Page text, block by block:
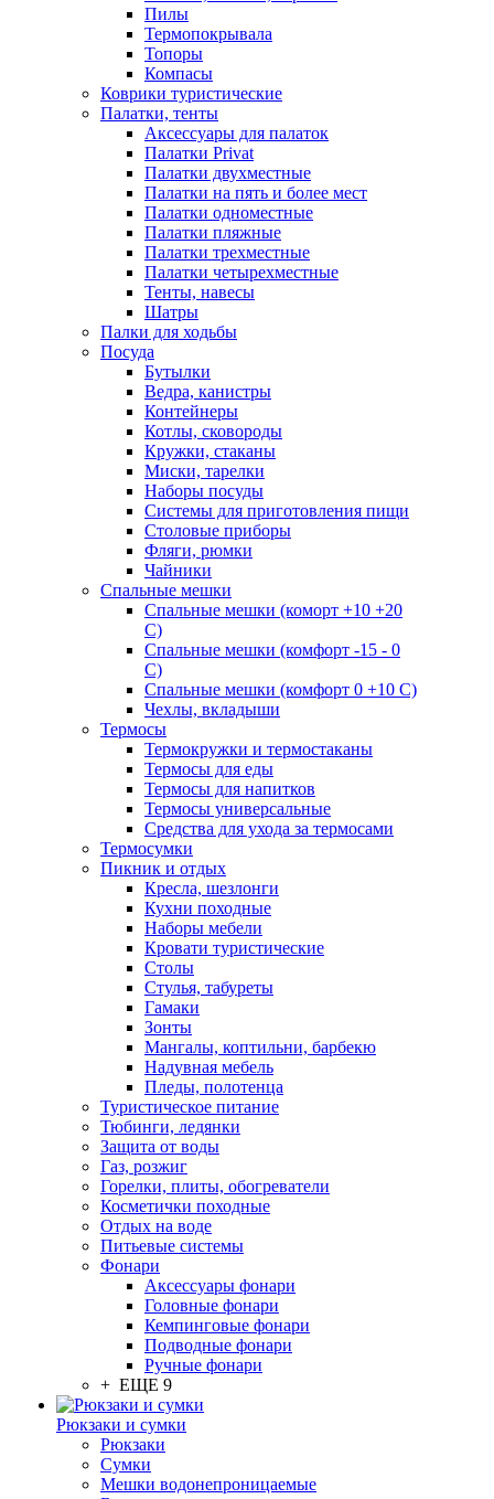
Пилы
Термопокрывала
Топоры
Компасы
Коврики туристические
Палатки, тенты
Аксессуары для палаток
Палатки Privat
Палатки двухместные
Палатки на пять и более мест
Палатки одноместные
Палатки пляжные
Палатки трехместные
Палатки четырехместные
Тенты, навесы
Шатры
Палки для ходьбы
Посуда
Бутылки
Ведра, канистры
Контейнеры
Котлы, сковороды
Кружки, стаканы
Миски, тарелки
Наборы посуды
Системы для приготовления пищи
Столовые приборы
Фляги, рюмки
Чайники
Спальные мешки
Спальные мешки (коморт +10 +20
С)
Спальные мешки (комфорт -15 - 0
С)
Спальные мешки (комфорт 0 +10 С)
Чехлы, вкладыши
Термосы
Термокружки и термостаканы
Термосы для еды
Термосы для напитков
Термосы универсальные
Средства для ухода за термосами
Термосумки
Пикник и отдых
Кресла, шезлонги
Кухни походные
Наборы мебели
Кровати туристические
Столы
Стулья, табуреты
Гамаки
Зонты
Мангалы, коптильни, барбекю
Надувная мебель
Пледы, полотенца
Туристическое питание
Тюбинги, ледянки
Защита от воды
Газ, розжиг
Горелки, плиты, обогреватели
Косметички походные
Отдых на воде
Питьевые системы
Фонари
Аксессуары фонари
Головные фонари
Кемпинговые фонари
Подводные фонари
Ручные фонари
+ ЕЩЕ 9
Рюкзаки и сумки
Рюкзаки
Сумки
Мешки водонепроницаемые